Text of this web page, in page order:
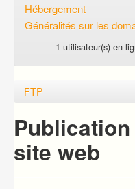
Hébergement
Généralités sur les
1 utilisateur(s) en
FTP
site web